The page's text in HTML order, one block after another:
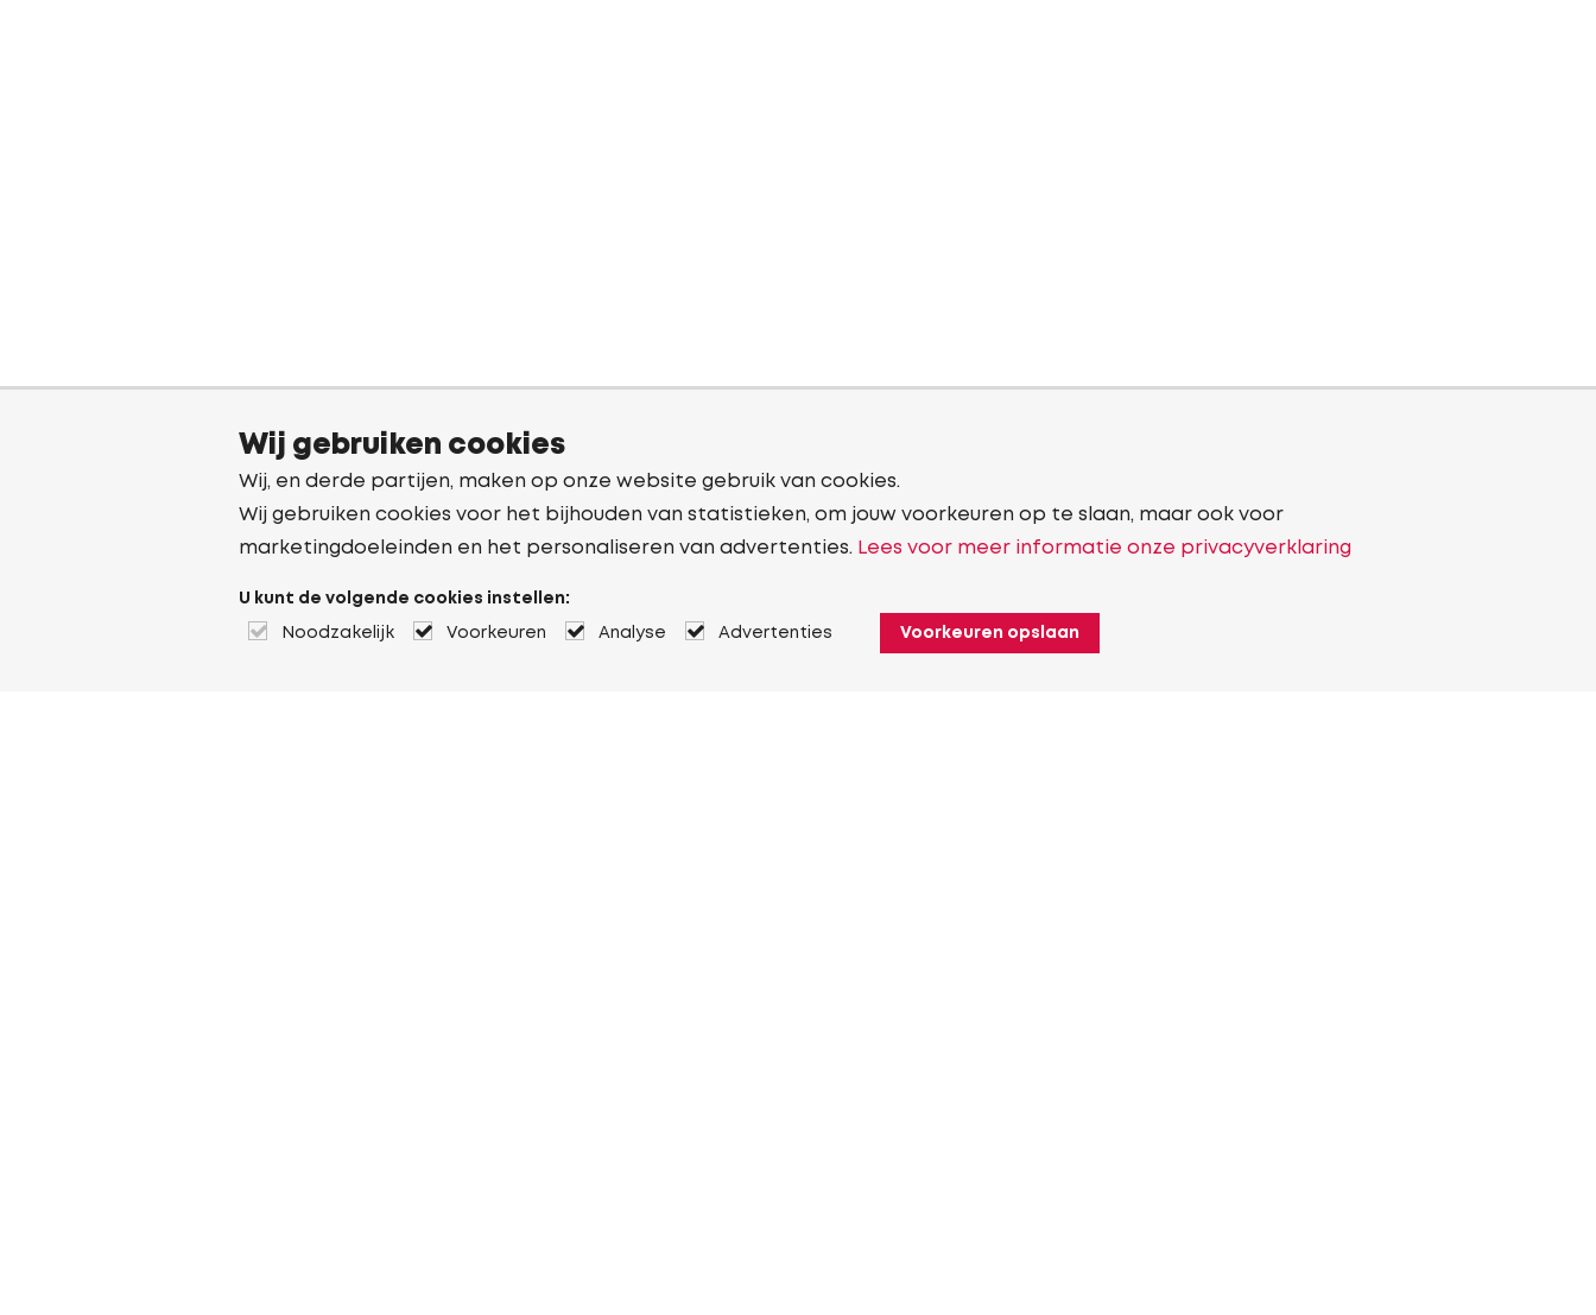
Wij gebruiken cookies
Wij, en derde partijen, maken op onze website gebruik van cookies.
Wij gebruiken cookies voor het bijhouden van statistieken, om jouw voorkeuren op te slaan, maar ook voor
marketingdoeleinden en het personaliseren van advertenties. Lees voor meer informatie onze privacyverklaring
U kunt de volgende cookies instellen:
Noodzakelijk Voorkeuren Analyse Advertenties Voorkeuren opslaan